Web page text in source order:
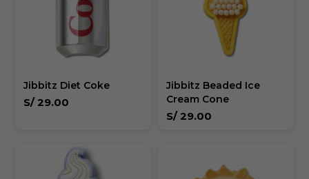
Jibbitz Diet Coke
S/ 29.00
Jibbitz Beaded Ice
Cream Cone
S/ 29.00